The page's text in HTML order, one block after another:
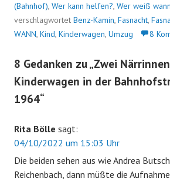
(Bahnhof), Wer kann helfen?, Wer weiß
verschlagwortet Benz-Kamin, Fasnacht,
WANN, Kind, Kinderwagen, Umzug 8
8 Gedanken zu „Zwei
Kinderwagen in der
1964“
Rita Bölle sagt:
04/10/2022 um 15:03 Uhr
Die beiden sehen aus wie Andrea
Reichenbach, dann müßte die